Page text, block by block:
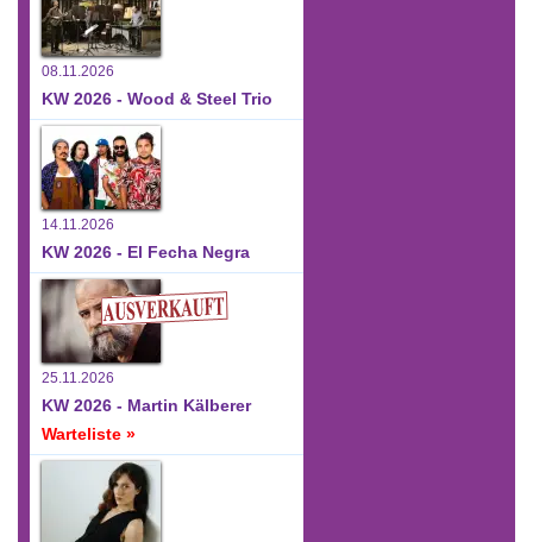
08.11.2026
KW 2026 - Wood & Steel Trio
14.11.2026
KW 2026 - El Fecha Negra
25.11.2026
KW 2026 - Martin Kälberer
Warteliste »